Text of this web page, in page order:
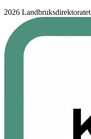
2026 Landbruksdirektoratet